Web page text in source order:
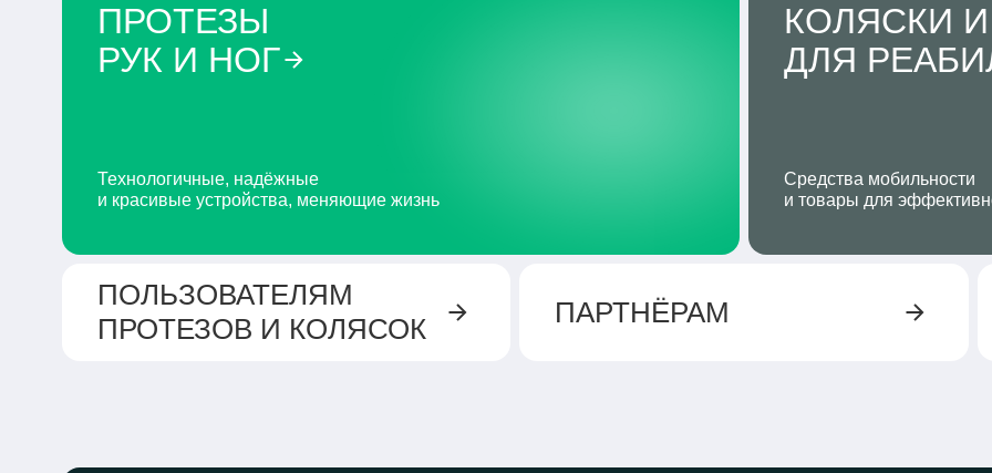
ПРОТЕЗЫ
РУК И НОГ
Технологичные, надёжные
и красивые устройства, меняющие жизнь
КОЛЯСКИ
ДЛЯ
Средства мобильности
и товары для
ПОЛЬЗОВАТЕЛЯМ
ПРОТЕЗОВ И КОЛЯСОК
ПАРТНЁРАМ